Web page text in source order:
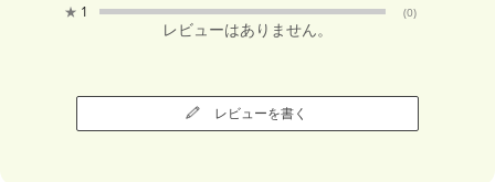
★ 1 (0)
レビューはありません。
レビューを書く